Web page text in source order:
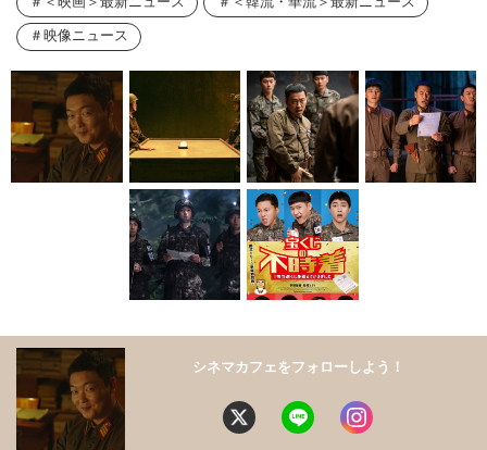
映像ニュース
シネマカフェをフォローしよう！